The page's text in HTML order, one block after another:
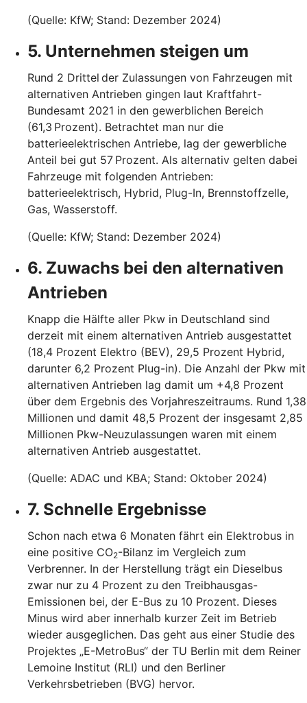
(Quelle: KfW; Stand: Dezember 2024)
5. Unternehmen steigen um
Rund 2 Drittel der Zulassungen von Fahrzeugen mit
alternativen Antrieben gingen laut Kraftfahrt-
Bundesamt 2021 in den gewerblichen Bereich
(61,3 Prozent). Betrachtet man nur die
batterieelektrischen Antriebe, lag der gewerbliche
Anteil bei gut 57 Prozent. Als alternativ gelten dabei
Fahrzeuge mit folgenden Antrieben:
batterieelektrisch, Hybrid, Plug-In, Brennstoffzelle,
Gas, Wasserstoff.
(Quelle: KfW; Stand: Dezember 2024)
6. Zuwachs bei den alternativen
Antrieben
Knapp die Hälfte aller Pkw in Deutschland sind
derzeit mit einem alternativen Antrieb ausgestattet
(18,4 Prozent Elektro (BEV), 29,5 Prozent Hybrid,
darunter 6,2 Prozent Plug-in). Die Anzahl der Pkw mit
alternativen Antrieben lag damit um +4,8 Prozent
über dem Ergebnis des Vorjahreszeitraums. Rund 1,38
Millionen und damit 48,5 Prozent der insgesamt 2,85
Millionen Pkw-Neuzulassungen waren mit einem
alternativen Antrieb ausgestattet.
(Quelle: ADAC und KBA; Stand: Oktober 2024)
7. Schnelle Ergebnisse
Schon nach etwa 6 Monaten fährt ein Elektrobus in
eine positive CO2-Bilanz im Vergleich zum
Verbrenner. In der Herstellung trägt ein Dieselbus
zwar nur zu 4 Prozent zu den Treibhausgas-
Emissionen bei, der E-Bus zu 10 Prozent. Dieses
Minus wird aber innerhalb kurzer Zeit im Betrieb
wieder ausgeglichen. Das geht aus einer Studie des
Projektes „E-MetroBus“ der TU Berlin mit dem Reiner
Lemoine Institut (RLI) und den Berliner
Verkehrsbetrieben (BVG) hervor.